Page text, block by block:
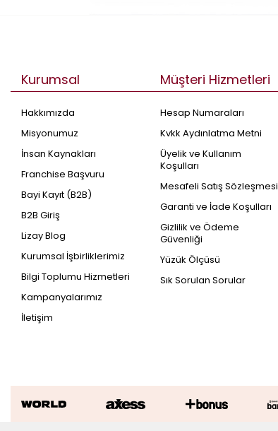
Kurumsal
Hakkımızda
Misyonumuz
İnsan Kaynakları
Franchise Başvuru
Bayi Kayıt (B2B)
B2B Giriş
Lizay Blog
Kurumsal İşbirliklerimiz
Bilgi Toplumu Hizmetleri
Kampanyalarımız
İletişim
Müşteri Hizmetleri
Hesap Numaraları
Kvkk Aydınlatma Metni
Üyelik ve Kullanım
Koşulları
Mesafeli Satış Sözleşmesi
Garanti ve İade Koşulları
Gizlilik ve Ödeme
Güvenliği
Yüzük Ölçüsü
Sık Sorulan Sorular